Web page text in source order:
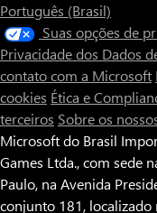
Português (Brasil)
Suas opções de
Privacidade dos Dados
contato com a Microsoft
cookies Ética e
terceiros Sobre os
Microsoft do Brasil
Games Ltda., com sede
Paulo, na Avenida
conjunto 181, localizado